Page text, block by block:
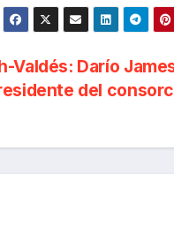
Valdés: Darío
del